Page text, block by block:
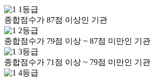
1등급
종합점수가 87점 이상인 기관
2등급
종합점수가 79점 이상 ~ 87점 미만인 기관
3등급
종합점수가 71점 이상 ~ 79점 미만인 기관
4등급